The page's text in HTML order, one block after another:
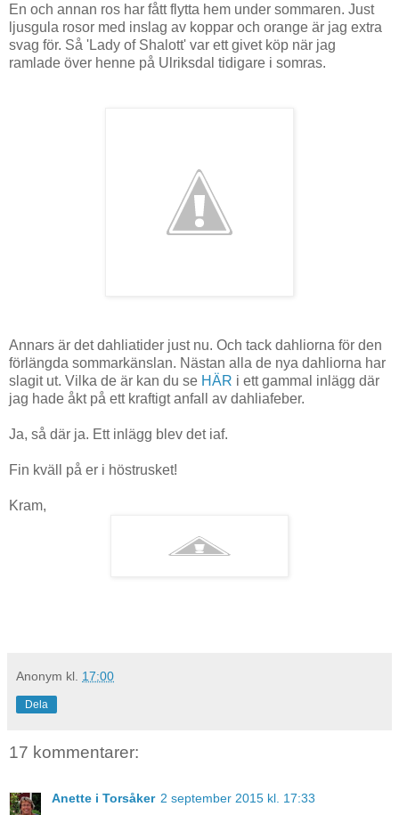
En och annan ros har fått flytta hem under sommaren. Just
ljusgula rosor med inslag av koppar och orange är jag extra
svag för. Så 'Lady of Shalott' var ett givet köp när jag
ramlade över henne på Ulriksdal tidigare i somras.
Annars är det dahliatider just nu. Och tack dahliorna för den
förlängda sommarkänslan. Nästan alla de nya dahliorna har
slagit ut. Vilka de är kan du se HÄR i ett gammal inlägg där
jag hade åkt på ett kraftigt anfall av dahliafeber.
Ja, så där ja. Ett inlägg blev det iaf.
Fin kväll på er i höstrusket!
Kram,
Anonym kl. 17:00
Dela
17 kommentarer:
Anette i Torsåker 2 september 2015 kl. 17:33